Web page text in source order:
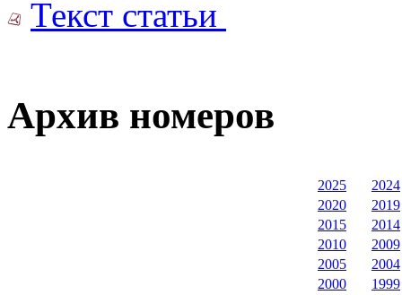
Текст статьи
Архив номеров
2025
2024
2020
2019
2015
2014
2010
2009
2005
2004
2000
1999